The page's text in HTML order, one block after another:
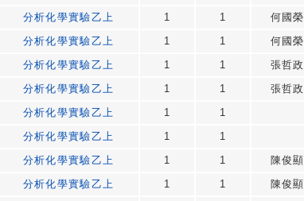
分析化學實驗乙上 1 1 何國榮
分析化學實驗乙上 1 1 何國榮
分析化學實驗乙上 1 1 張哲政
分析化學實驗乙上 1 1 張哲政
分析化學實驗乙上 1
1
分析化學實驗乙上 1
1
分析化學實驗乙上 1 1 陳俊顯
分析化學實驗乙上 1 1 陳俊顯